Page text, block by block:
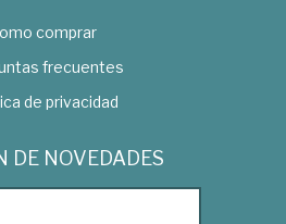
comprar
frecuentes
de privacidad
DE NOVEDADES